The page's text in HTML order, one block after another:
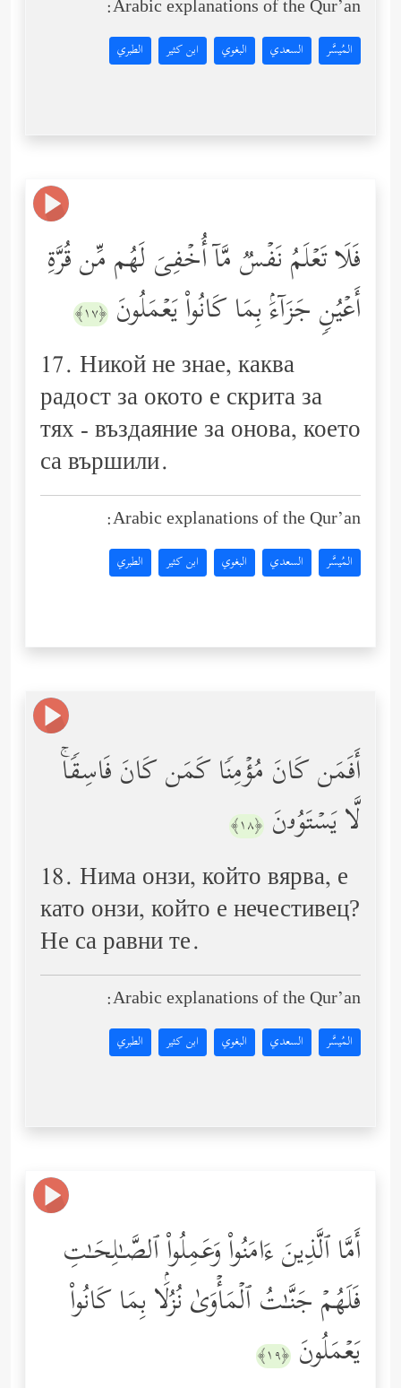
Arabic explanations of the Qur’an:
المُيسَّر السعدي البغوي ابن كثير الطبري
فَلَا تَعۡلَمُ نَفۡسࣱ مَّاۤ أُخۡفِیَ لَهُم مِّن قُرَّةِ
أَعۡیُنࣲ جَزَاۤءَۢ بِمَا كَانُواْ یَعۡمَلُونَ ﴿١٧﴾
17. Никой не знае, каква
радост за окото е скрита за
тях - въздаяние за онова, което
са вършили.
Arabic explanations of the Qur’an:
المُيسَّر السعدي البغوي ابن كثير الطبري
أَفَمَن كَانَ مُؤۡمِنࣰا كَمَن كَانَ فَاسِقࣰاۚ
لَّا یَسۡتَوُۥنَ ﴿١٨﴾
18. Нима онзи, който вярва, е
като онзи, който е нечестивец?
Не са равни те.
Arabic explanations of the Qur’an:
المُيسَّر السعدي البغوي ابن كثير الطبري
أَمَّا ٱلَّذِینَ ءَامَنُواْ وَعَمِلُواْ ٱلصَّـٰلِحَـٰتِ
فَلَهُمۡ جَنَّـٰتُ ٱلۡمَأۡوَىٰ نُزُلَۢا بِمَا كَانُواْ
یَعۡمَلُونَ ﴿١٩﴾